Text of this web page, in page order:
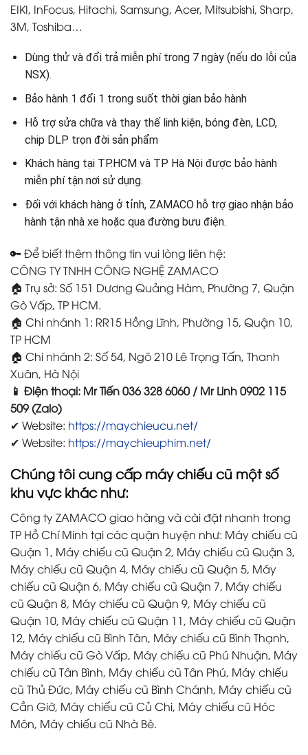
EIKI, InFocus, Hitachi, Samsung, Acer, Mitsubishi, Sharp,
3M, Toshiba…
Dùng thử và đổi trả miễn phí trong 7 ngày (nếu do lỗi của
NSX).
Bảo hành 1 đổi 1 trong suốt thời gian bảo hành
Hỗ trợ sửa chữa và thay thế linh kiện, bóng đèn, LCD,
chip DLP trọn đời sản phẩm
Khách hàng tại TP.HCM và TP Hà Nội được bảo hành
miễn phí tận nơi sử dụng.
Đối với khách hàng ở tỉnh, ZAMACO hỗ trợ giao nhận bảo
hành tận nhà xe hoặc qua đường bưu điện.
🔑 Để biết thêm thông tin vui lòng liên hệ:
CÔNG TY TNHH CÔNG NGHỆ ZAMACO
🏠 Trụ sở: Số 151 Dương Quảng Hàm, Phường 7, Quận
Gò Vấp, TP HCM.
🏠 Chi nhánh 1: RR15 Hồng Lĩnh, Phường 15, Quận 10,
TP HCM
🏠 Chi nhánh 2: Số 54, Ngõ 210 Lê Trọng Tấn, Thanh
Xuân, Hà Nội
📱 Điện thoại: Mr Tiến 036 328 6060 / Mr Linh 0902 115
509 (Zalo)
✔ Website: https://maychieucu.net/
✔ Website: https://maychieuphim.net/
Chúng tôicung cấp máy chiếu cũ một số
khu vực khác như:
Công ty ZAMACO giao hàng và cài đặt nhanh trong
TP Hồ Chí Minh tại các quận huyện như: Máy chiếu cũ
Quận 1, Máy chiếu cũ Quận 2, Máy chiếu cũ Quận 3,
Máy chiếu cũ Quận 4, Máy chiếu cũ Quận 5, Máy
chiếu cũ Quận 6, Máy chiếu cũ Quận 7, Máy chiếu
cũ Quận 8, Máy chiếu cũ Quận 9, Máy chiếu cũ
Quận 10, Máy chiếu cũ Quận 11, Máy chiếu cũ Quận
12, Máy chiếu cũ Bình Tân, Máy chiếu cũ Bình Thạnh,
Máy chiếu cũ Gò Vấp, Máy chiếu cũ Phú Nhuận, Máy
chiếu cũ Tân Bình, Máy chiếu cũ Tân Phú, Máy chiếu
cũ Thủ Đức, Máy chiếu cũ Bình Chánh, Máy chiếu cũ
Cần Giờ, Máy chiếu cũ Củ Chi, Máy chiếu cũ Hóc
Môn, Máy chiếu cũ Nhà Bè.